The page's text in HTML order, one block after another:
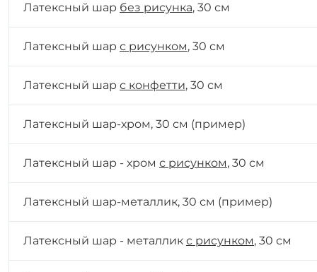
Латексный шар без рисунка, 30 см
Латексный шар с рисунком, 30 см
Латексный шар с конфетти, 30 см
Латексный шар-хром, 30 см (пример)
Латексный шар - хром с рисунком, 30 см
Латексный шар-металлик, 30 см (пример)
Латексный шар - металлик с рисунком, 30 см